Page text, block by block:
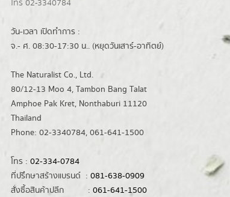
โทร 02-3340784
วัน-เวลา เปิดทำการ :
จ.- ศ. 08:30-17:30 น.. (หยุดวันเสาร์-อาทิตย์)
The Naturalist Co., Ltd.
80/12-13 Moo 4, Tambon Bang Talat
Amphoe Pak Kret, Nonthaburi 11120
Thailand
Phone: 02-3340784, 061-641-1500
โทร : 02-334-0784
ที่ปรึกษาสร้างแบรนด์ : 081-638-0909
สั่งซื้อสินค้าปลีก : 061-641-1500